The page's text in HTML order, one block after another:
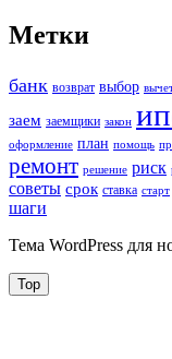
Метки
банк возврат выбор
заем заемщики закон
оформление план помощь
ремонт решение риск
советы срок ставка старт
шаги
Тема WordPress для
Top